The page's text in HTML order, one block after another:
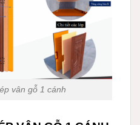
vân gỗ 1 cánh